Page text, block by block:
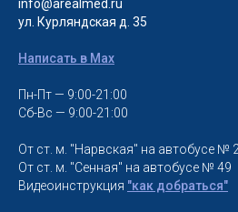
info@arealmed.ru
ул. Курляндская д. 35
Написать в Max
Пн-Пт — 9:00-21:00
Сб-Вс — 9:00-21:00
От ст. м. "Нарвская" на автобусе №
От ст. м. "Сенная" на автобусе № 49
Видеоинструкция "как добраться"